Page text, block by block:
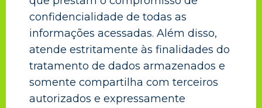
confidencialidade de todas as
informações acessadas. Além disso,
atende estritamente às finalidades do
tratamento de dados armazenados e
somente compartilha com terceiros
autorizados e expressamente